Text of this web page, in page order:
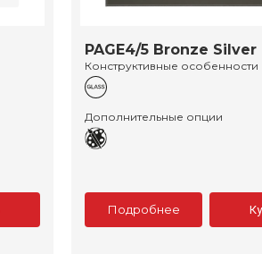
PAGE4/5 Bronze Silver
Конструктивные особенности
Дополнительные опции
Подробнее